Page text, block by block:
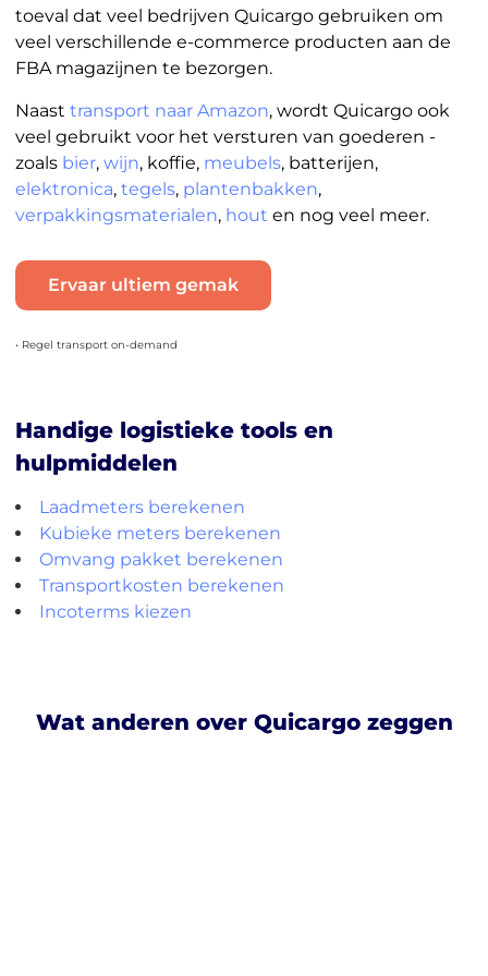
toeval dat veel bedrijven Quicargo gebruiken om
veel verschillende e-commerce producten aan de
FBA magazijnen te bezorgen.
Naast transport naar Amazon, wordt Quicargo ook
veel gebruikt voor het versturen van goederen -
zoals bier, wijn, koffie, meubels, batterijen,
elektronica, tegels, plantenbakken,
verpakkingsmaterialen, hout en nog veel meer.
Ervaar ultiem gemak
• Regel transport on-demand
Handige logistieke tools en
hulpmiddelen
Laadmeters berekenen
Kubieke meters berekenen
Omvang pakket berekenen
Transportkosten berekenen
Incoterms kiezen
Wat anderen over Quicargo zeggen